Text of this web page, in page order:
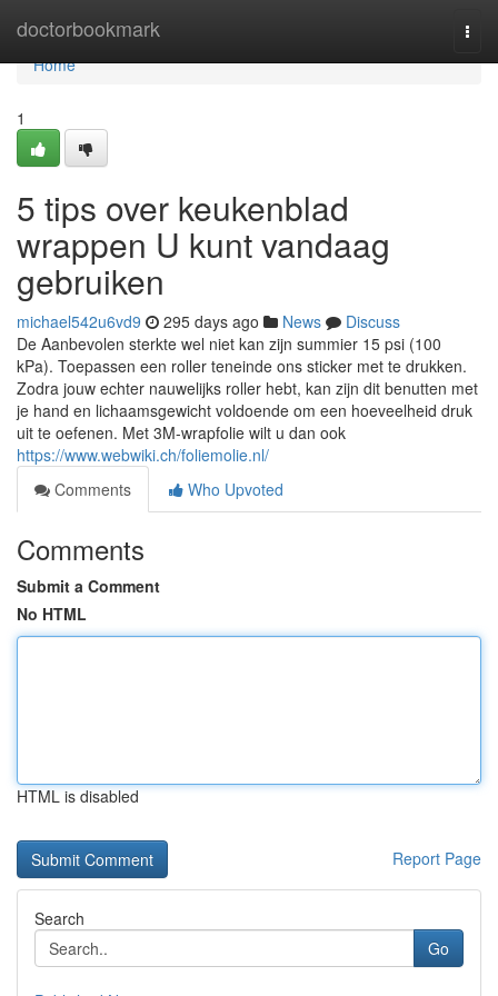
doctorbookmark
Home
Home
1
5 tips over keukenblad
wrappen U kunt vandaag
gebruiken
michael542u6vd9 295 days ago News
Discuss
De Aanbevolen sterkte wel niet kan zijn summier 15 psi (100
kPa). Toepassen een roller teneinde ons sticker met te drukken.
Zodra jouw echter nauwelijks roller hebt, kan zijn dit benutten met
je hand en lichaamsgewicht voldoende om een hoeveelheid druk
uit te oefenen. Met 3M-wrapfolie wilt u dan ook
https://www.webwiki.ch/foliemolie.nl/
Comments
Who Upvoted
Comments
Submit a Comment
No HTML
HTML is disabled
Report Page
Search
Go